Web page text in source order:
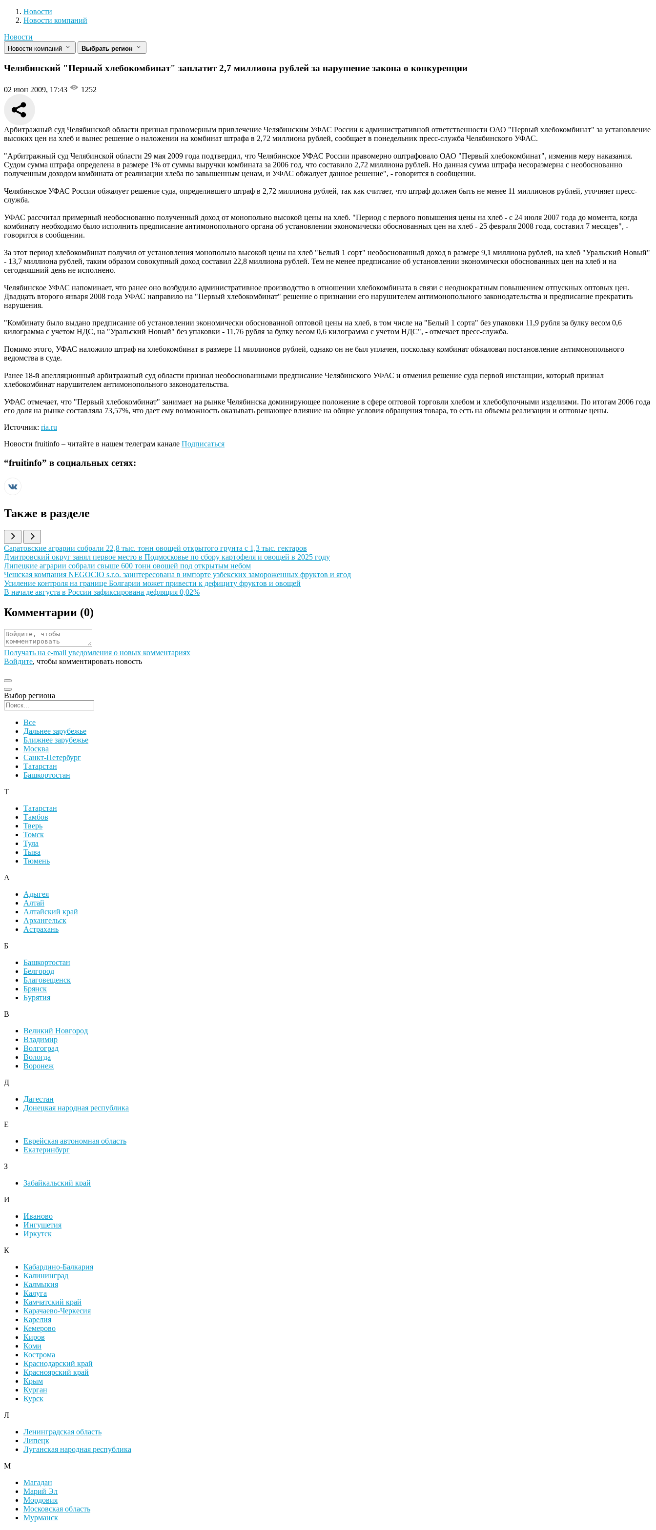
Новости
Разделы
Новости
Новости компаний
Новости
Новости компаний Выбрать регион
Челябинский "Первый хлебокомбинат" заплатит 2,7 миллиона рублей за нарушение закона о конкуренции
02 июн 2009, 17:43 1252
Арбитражный суд Челябинской области признал правомерным привлечение Челябинским УФАС России к административной ответственности ОАО "Первый хлебокомбинат" за установление
высоких цен на хлеб и вынес решение о наложении на комбинат штрафа в 2,72 миллиона рублей, сообщает в понедельник пресс-служба Челябинского УФАС.
"Арбитражный суд Челябинской области 29 мая 2009 года подтвердил, что Челябинское УФАС России правомерно оштрафовало ОАО "Первый хлебокомбинат", изменив меру наказания.
Судом сумма штрафа определена в размере 1% от суммы выручки комбината за 2006 год, что составило 2,72 миллиона рублей. Но данная сумма штрафа несоразмерна с необоснованно
полученным доходом комбината от реализации хлеба по завышенным ценам, и УФАС обжалует данное решение", - говорится в сообщении.
Челябинское УФАС России обжалует решение суда, определившего штраф в 2,72 миллиона рублей, так как считает, что штраф должен быть не менее 11 миллионов рублей, уточняет пресс-
служба.
УФАС рассчитал примерный необоснованно полученный доход от монопольно высокой цены на хлеб. "Период с первого повышения цены на хлеб - с 24 июля 2007 года до момента, когда
комбинату необходимо было исполнить предписание антимонопольного органа об установлении экономически обоснованных цен на хлеб - 25 февраля 2008 года, составил 7 месяцев", -
говорится в сообщении.
За этот период хлебокомбинат получил от установления монопольно высокой цены на хлеб "Белый 1 сорт" необоснованный доход в размере 9,1 миллиона рублей, на хлеб "Уральский Новый"
- 13,7 миллиона рублей, таким образом совокупный доход составил 22,8 миллиона рублей. Тем не менее предписание об установлении экономически обоснованных цен на хлеб и на
сегодняшний день не исполнено.
Челябинское УФАС напоминает, что ранее оно возбудило административное производство в отношении хлебокомбината в связи с неоднократным повышением отпускных оптовых цен.
Двадцать второго января 2008 года УФАС направило на "Первый хлебокомбинат" решение о признании его нарушителем антимонопольного законодательства и предписание прекратить
нарушения.
"Комбинату было выдано предписание об установлении экономически обоснованной оптовой цены на хлеб, в том числе на "Белый 1 сорта" без упаковки 11,9 рубля за булку весом 0,6
килограмма с учетом НДС, на "Уральский Новый" без упаковки - 11,76 рубля за булку весом 0,6 килограмма с учетом НДС", - отмечает пресс-служба.
Помимо этого, УФАС наложило штраф на хлебокомбинат в размере 11 миллионов рублей, однако он не был уплачен, поскольку комбинат обжаловал постановление антимонопольного
ведомства в суде.
Ранее 18-й апелляционный арбитражный суд области признал необоснованными предписание Челябинского УФАС и отменил решение суда первой инстанции, который признал
хлебокомбинат нарушителем антимонопольного законодательства.
УФАС отмечает, что "Первый хлебокомбинат" занимает на рынке Челябинска доминирующее положение в сфере оптовой торговли хлебом и хлебобулочными изделиями. По итогам 2006 года
его доля на рынке составляла 73,57%, что дает ему возможность оказывать решающее влияние на общие условия обращения товара, то есть на объемы реализации и оптовые цены.
Источник: ria.ru
Новости fruitinfo – читайте в нашем телеграм канале Подписаться
“fruitinfo” в социальных сетях:
Также в разделе
Иллюстрация новости
Саратовские аграрии собрали 22,8 тыс. тонн овощей открытого грунта с 1,3 тыс. гектаров
Иллюстрация новости
Дмитровский округ занял первое место в Подмосковье по сбору картофеля и овощей в 2025 году
Иллюстрация новости
Липецкие аграрии собрали свыше 600 тонн овощей под открытым небом
Иллюстрация новости
Чешская компания NEGOCIO s.r.o. заинтересована в импорте узбекских замороженных фруктов и ягод
Иллюстрация новости
Усиление контроля на границе Болгарии может привести к дефициту фруктов и овощей
Иллюстрация новости
В начале августа в России зафиксирована дефляция 0,02%
Комментарии (0)
Получать на e‑mail уведомления о новых комментариях
Войдите, чтобы комментировать новость
Выбор региона
Все
Дальнее зарубежье
Ближнее зарубежье
Москва
Санкт-Петербург
Татарстан
Башкортостан
Т
Татарстан
Тамбов
Тверь
Томск
Тула
Тыва
Тюмень
А
Адыгея
Алтай
Алтайский край
Архангельск
Астрахань
Б
Башкортостан
Белгород
Благовещенск
Брянск
Бурятия
В
Великий Новгород
Владимир
Волгоград
Вологда
Воронеж
Д
Дагестан
Донецкая народная республика
Е
Еврейская автономная область
Екатеринбург
З
Забайкальский край
И
Иваново
Ингушетия
Иркутск
К
Кабардино-Балкария
Калининград
Калмыкия
Калуга
Камчатский край
Карачаево-Черкесия
Карелия
Кемерово
Киров
Коми
Кострома
Краснодарский край
Красноярский край
Крым
Курган
Курск
Л
Ленинградская область
Липецк
Луганская народная республика
М
Магадан
Марий Эл
Мордовия
Московская область
Мурманск